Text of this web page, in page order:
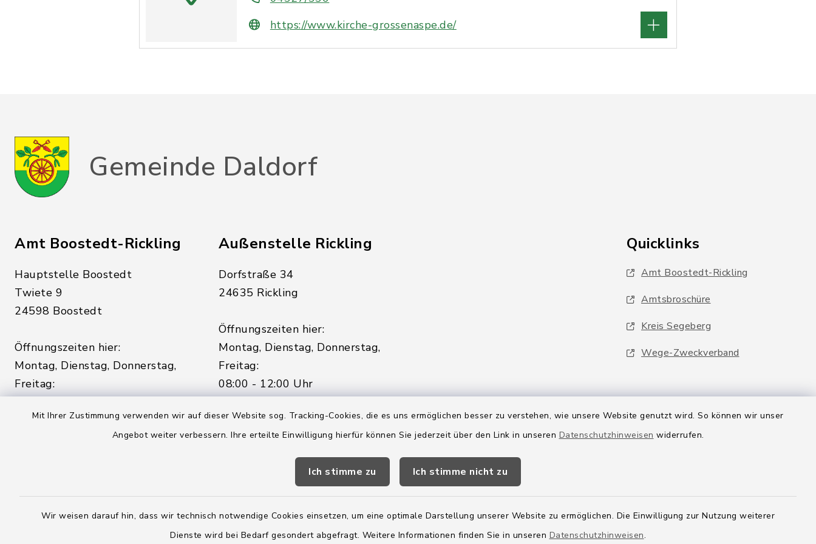
Mit Ihrer Zustimmung verwenden wir auf dieser Website sog. Tracking-Cookies, die es uns ermöglichen besser zu verstehen, wie unsere Website genutzt wird. So können wir unser
Angebot weiter verbessern. Ihre erteilte Einwilligung hierfür können Sie jederzeit über den Link in unseren Datenschutzhinweisen widerrufen.
Ich stimme zu Ich stimme nicht zu
Wir weisen darauf hin, dass wir technisch notwendige Cookies einsetzen, um eine optimale Darstellung unserer Website zu ermöglichen. Die Einwilligung zur Nutzung weiterer
Dienste wird bei Bedarf gesondert abgefragt. Weitere Informationen finden Sie in unseren Datenschutzhinweisen.
https://www.kirche-grossenaspe.de/
Gemeinde Daldorf
Amt Boostedt-Rickling
Hauptstelle Boostedt
Twiete 9
24598 Boostedt
Öffnungszeiten hier:
Montag, Dienstag, Donnerstag,
Freitag:
sowie zusätzlich am Dienstag:
info@amt-boostedt-
Außenstelle Rickling
Dorfstraße 34
24635 Rickling
Öffnungszeiten hier:
Montag, Dienstag, Donnerstag,
Freitag:
08:00 - 12:00 Uhr
sowie zusätzlich am Donnerstag:
14:00 - 18:00 Uhr
04328 179-0
04328 - 179-44
rickling.de
Quicklinks
Amt Boostedt-Rickling
Amtsbroschüre
Kreis Segeberg
Wege-Zweckverband